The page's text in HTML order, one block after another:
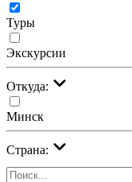
Туры
Экскурсии
Откуда:
Минск
Страна: